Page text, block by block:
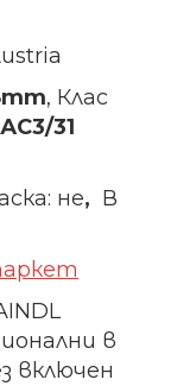
, Клас
АС3/31
не, В
в
включен